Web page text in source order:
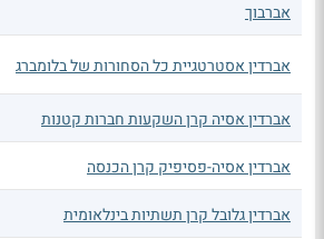
אברבוך
אברדין אסטרטגיית כל הסחורות של בלומברג
אברדין אסיה קרן השקעות חברות קטנות
אברדין אסיה-פסיפיק קרן הכנסה
אברדין גלובל קרן תשתיות בינלאומית